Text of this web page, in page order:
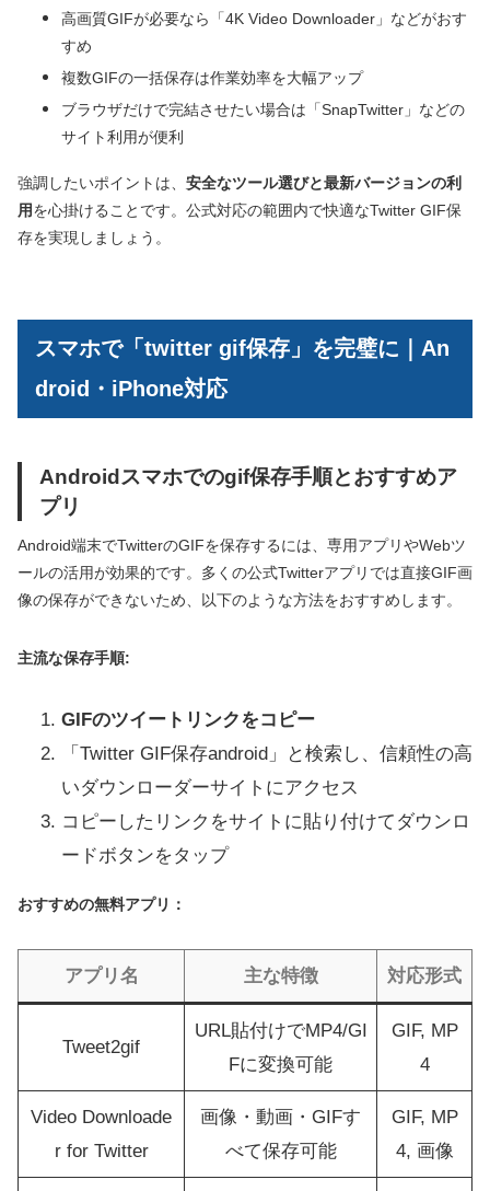
高画質GIFが必要なら「4K Video Downloader」などがおす
すめ
複数GIFの一括保存は作業効率を大幅アップ
ブラウザだけで完結させたい場合は「SnapTwitter」などの
サイト利用が便利
強調したいポイントは、 安全なツール選びと最新バージョンの利
用を心掛けることです。公式対応の範囲内で快適なTwitter GIF保
存を実現しましょう。
スマホで「twitter gif保存」を完璧に｜An
droid・iPhone対応
Androidスマホでのgif保存手順とおすすめア
プリ
Android端末でTwitterのGIFを保存するには、専用アプリやWebツ
ールの活用が効果的です。多くの公式Twitterアプリでは直接GIF画
像の保存ができないため、以下のような方法をおすすめします。
主流な保存手順:
GIFのツイートリンクをコピー
「Twitter GIF保存android」と検索し、信頼性の高
いダウンローダーサイトにアクセス
コピーしたリンクをサイトに貼り付けてダウンロ
ードボタンをタップ
おすすめの無料アプリ：
アプリ名 主な特徴 対応形式
Tweet2gif
URL貼付けでMP4/GI
Fに変換可能
GIF, MP
4
Video Downloade
r for Twitter
画像・動画・GIFす
べて保存可能
GIF, MP
4, 画像